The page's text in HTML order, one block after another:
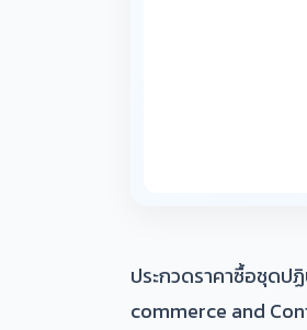
ประกวดราคาซื้อชุดป
commerce and